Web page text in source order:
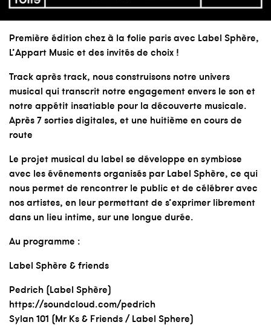
Première édition chez à la folie paris avec Label Sphère,
L’Appart Music et des invités de choix !
Track après track, nous construisons notre univers
musical qui transcrit notre engagement envers le son et
notre appétit insatiable pour la découverte musicale.
Après 7 sorties digitales, et une huitième en cours de
route
Le projet musical du label se développe en symbiose
avec les événements organisés par Label Sphère, ce qui
nous permet de rencontrer le public et de célébrer avec
nos artistes, en leur permettant de s’exprimer librement
dans un lieu intime, sur une longue durée.
Au programme :
Label Sphère & friends
Pedrich (Label Sphère)
https://soundcloud.com/pedrich
Sylan 101 (Mr Ks & Friends / Label Sphere)